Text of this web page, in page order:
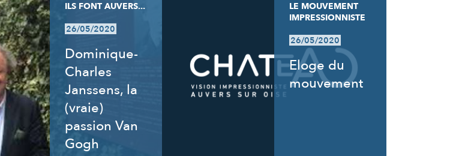
ILS FONT AUVERS...
26/05/2020
Dominique-
Charles
Janssens, la
(vraie)
passion Van
Gogh
LE MOUVEMENT
IMPRESSIONNISTE
26/05/2020
Eloge du
mouvement